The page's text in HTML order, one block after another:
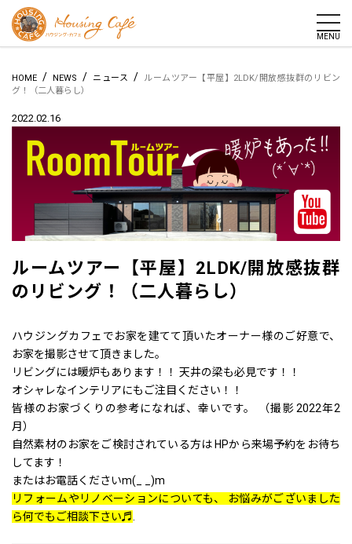
MENU
HOME / NEWS / ニュース /
ルームツアー【平屋】2LDK/開放感抜群のリビン
グ！（二人暮らし）
2022.02.16
ルームツアー【平屋】2LDK/開放感抜群
のリビング！（二人暮らし）
ハウジングカフェでお家を建てて頂いたオーナー様のご好意で、
お家を撮影させて頂きました。
リビングには暖炉もあります！！ 天井の梁も必見です！！
オシャレなインテリアにもご注目ください！！
皆様のお家づくりの参考になれば、幸いです。 （撮影 2022年2
月）
自然素材のお家をご検討されている方は HPから来場予約をお待ち
してます！
またはお電話くださいm(_ _)m
リフォームやリノベーションについても、 お悩みがございました
ら何でもご相談下さい♬.